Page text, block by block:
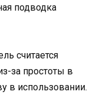
подводка
считается
за простоты в
в использовании.